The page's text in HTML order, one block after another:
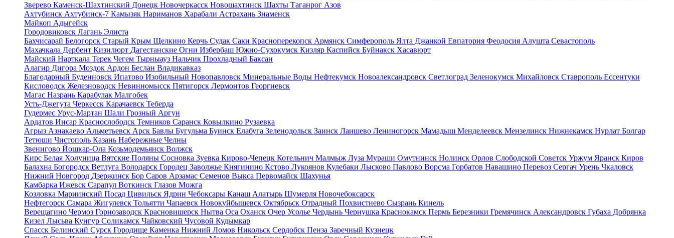
Зверево Каменск-Шахтинский Донецк Новочеркасск Новошахтинск Шахты Таганрог Азов
Ахтубинск Ахтубинск-7 Камызяк Нариманов Харабали Астрахань Знаменск
Майкоп Адыгейск
Городовиковск Лагань Элиста
Бахчисарай Белогорск Старый Крым Щелкино Керчь Судак Саки Красноперекопск Армянск Симферополь Ялта Джанкой Евпатория Феодосия Алушта Севастополь
Махачкала Дербент Кизилюрт Дагестанские Огни Избербаш Южно-Сухокумск Кизляр Каспийск Буйнакск Хасавюрт
Майский Нарткала Терек Чегем Тырныауз Нальчик Прохладный Баксан
Алагир Дигора Моздок Ардон Беслан Владикавказ
Благодарный Буденновск Ипатово Изобильный Новопавловск Минеральные Воды Нефтекумск Новоалександровск Светлоград Зеленокумск Михайловск Ставрополь Ессентуки
Кисловодск Железноводск Невинномысск Пятигорск Лермонтов Георгиевск
Магас Назрань Карабулак Малгобек
Усть-Джегута Черкесск Карачаевск Теберда
Гудермес Урус-Мартан Шали Грозный Аргун
Ардатов Инсар Краснослободск Темников Саранск Ковылкино Рузаевка
Агрыз Азнакаево Альметьевск Арск Бавлы Бугульма Буинск Елабуга Зеленодольск Заинск Лаишево Лениногорск Мамадыш Менделеевск Мензелинск Нижнекамск Нурлат Болгар
Тетюши Чистополь Казань Набережные Челны
Звенигово Йошкар-Ола Козьмодемьянск Волжск
Кирс Белая Холуница Вятские Поляны Сосновка Зуевка Кирово-Чепецк Котельнич Малмыж Луза Мураши Омутнинск Нолинск Орлов Слободской Советск Уржум Яранск Киров
Балахна Богородск Ветлуга Володарск Городец Заволжье Княгинино Кстово Лукоянов Кулебаки Лысково Павлово Ворсма Горбатов Навашино Перевоз Сергач Урень Чкаловск
Нижний Новгород Дзержинск Бор Саров Арзамас Семенов Выкса Первомайск Шахунья
Камбарка Ижевск Сарапул Воткинск Глазов Можга
Козловка Мариинский Посад Цивильск Ядрин Чебоксары Канаш Алатырь Шумерля Новочебоксарск
Нефтегорск Самара Жигулевск Тольятти Чапаевск Новокуйбышевск Октябрьск Отрадный Похвистнево Сызрань Кинель
Верещагино Чермоз Горнозаводск Красновишерск Нытва Оса Оханск Очер Усолье Чердынь Чернушка Краснокамск Пермь Березники Гремячинск Александровск Губаха Добрянка
Кизел Лысьва Кунгур Соликамск Чайковский Чусовой Кудымкар
Спасск Белинский Сурск Городище Каменка Нижний Ломов Никольск Сердобск Пенза Заречный Кузнецк